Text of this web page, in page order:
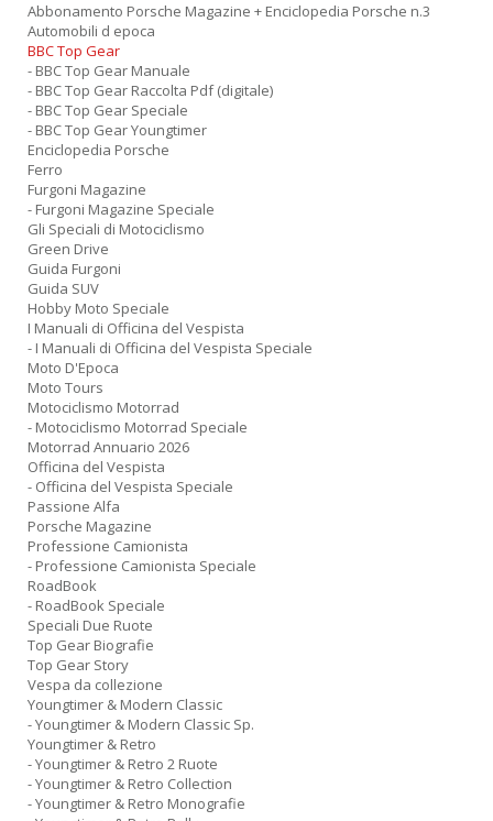
Abbonamento Porsche Magazine + Enciclopedia Porsche n.3
Automobili d epoca
BBC Top Gear
- BBC Top Gear Manuale
- BBC Top Gear Raccolta Pdf (digitale)
- BBC Top Gear Speciale
- BBC Top Gear Youngtimer
Enciclopedia Porsche
Ferro
Furgoni Magazine
- Furgoni Magazine Speciale
Gli Speciali di Motociclismo
Green Drive
Guida Furgoni
Guida SUV
Hobby Moto Speciale
I Manuali di Officina del Vespista
- I Manuali di Officina del Vespista Speciale
Moto D'Epoca
Moto Tours
Motociclismo Motorrad
- Motociclismo Motorrad Speciale
Motorrad Annuario 2026
Officina del Vespista
- Officina del Vespista Speciale
Passione Alfa
Porsche Magazine
Professione Camionista
- Professione Camionista Speciale
RoadBook
- RoadBook Speciale
Speciali Due Ruote
Top Gear Biografie
Top Gear Story
Vespa da collezione
Youngtimer & Modern Classic
- Youngtimer & Modern Classic Sp.
Youngtimer & Retro
- Youngtimer & Retro 2 Ruote
- Youngtimer & Retro Collection
- Youngtimer & Retro Monografie